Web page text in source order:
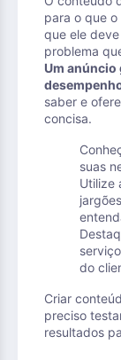
para o que
que ele
problema
Um
saber e
concisa.
suas
Utilize
do
Criar
preciso
resultados